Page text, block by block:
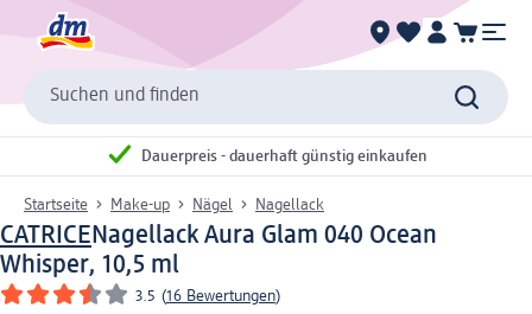
Suchen und finden
Dauerpreis - dauerhaft günstig einkaufen
Startseite Make-up Nägel Nagellack
CATRICENagellack Aura Glam 040 Ocean
Whisper, 10,5 ml
3.5 (16 Bewertungen)